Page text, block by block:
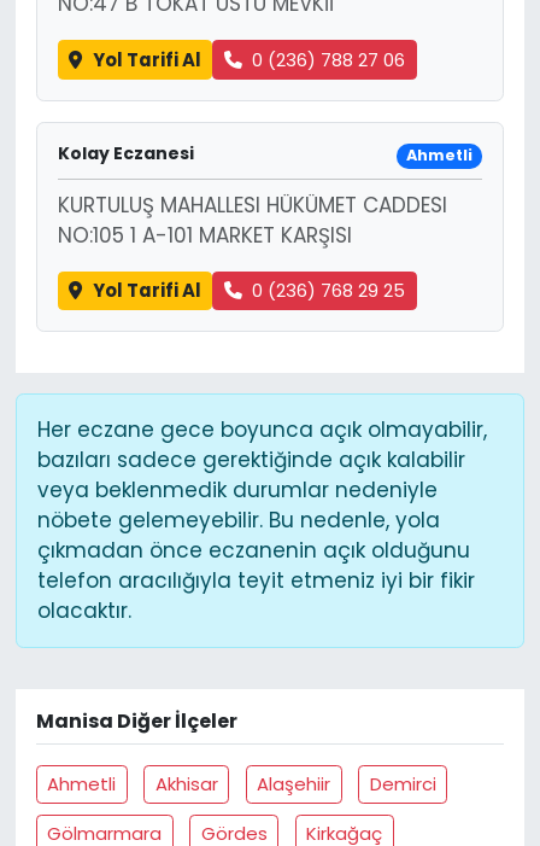
Yol Tarifi Al 0 (236) 788 27 06
Kolay Eczanesi Ahmetli
KURTULUŞ MAHALLESI HÜKÜMET CADDESI
NO:105 1 A-101 MARKET KARŞISI
Yol Tarifi Al 0 (236) 768 29 25
Her eczane gece boyunca açık olmayabilir,
bazıları sadece gerektiğinde açık kalabilir
veya beklenmedik durumlar nedeniyle
nöbete gelemeyebilir. Bu nedenle, yola
çıkmadan önce eczanenin açık olduğunu
telefon aracılığıyla teyit etmeniz iyi bir fikir
olacaktır.
Manisa Diğer İlçeler
Ahmetli Akhisar Alaşehiir
Demirci
Gölmarmara
Gördes
Kirkağaç